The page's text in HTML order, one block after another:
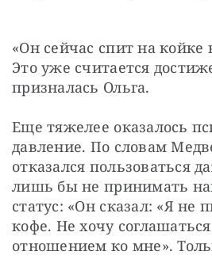
«Он сейчас спит на койке
Это уже считается
призналась Ольга.
Еще тяжелее оказалось
давление. По словам
отказался пользоваться
лишь бы не принимать
статус: «Он сказал: «Я не
кофе. Не хочу
отношением ко мне».